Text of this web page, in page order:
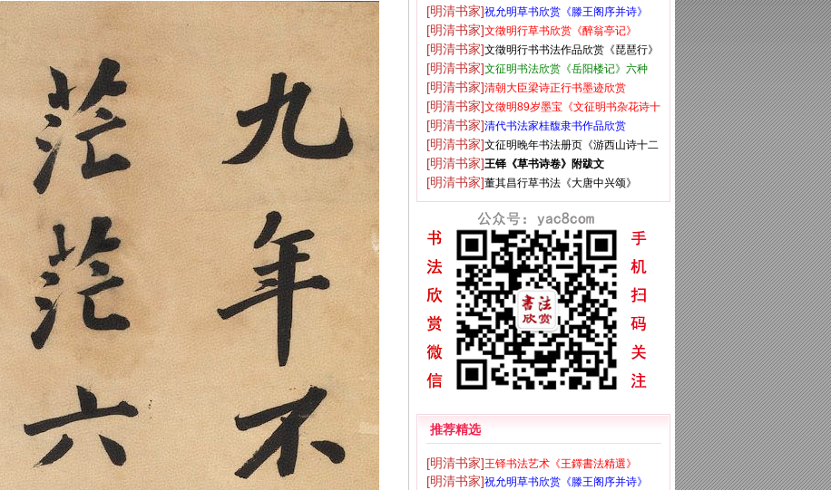
[明清书家]祝允明草书欣赏《滕王阁序并诗》
[明清书家]文徵明行草书欣赏《醉翁亭记》
[明清书家]文徵明行书书法作品欣赏《琵琶行》
两种
[明清书家]文征明书法欣赏《岳阳楼记》六种
[明清书家]清朝大臣梁诗正行书墨迹欣赏
[明清书家]文徵明89岁墨宝《文征明书杂花诗十
二首》
[明清书家]清代书法家桂馥隶书作品欣赏
[明清书家]文征明晚年书法册页《游西山诗十二
首》
[明清书家]王铎《草书诗卷》附跋文
[明清书家]董其昌行草书法《大唐中兴颂》
推荐精选
[明清书家]王铎书法艺术《王鐸書法精選》
[明清书家]祝允明草书欣赏《滕王阁序并诗》